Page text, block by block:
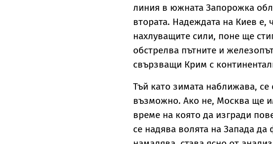
линия в южната Запорожка
втората. Надеждата на Киев е,
нахлуващите сили, поне ще
обстрелва пътните и
свързващи Крим с
Тъй като зимата наближава,
възможно. Ако не, Москва ще
време на която да изгради
се надява волята на Запада